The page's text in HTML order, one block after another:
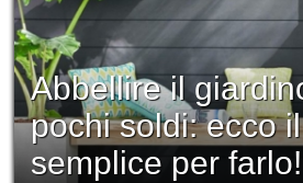
Abbellire il
pochi soldi: ecco
semplice per farlo!